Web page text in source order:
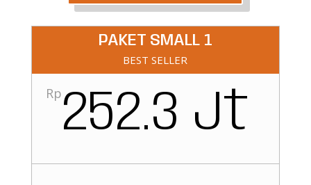
PAKET SMALL 1
BEST SELLER
Rp252.3 Jt